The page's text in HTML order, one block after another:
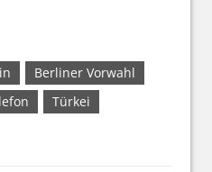
Berliner Vorwahl
Türkei